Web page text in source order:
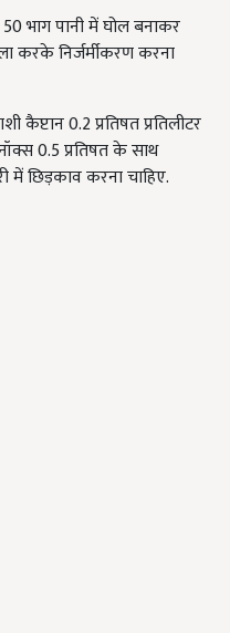
50भाग पानी में घोल बनाकर
करके निर्जर्मीकरण करना
कैप्टान0.2प्रतिषत प्रतिलीटर
0.5प्रतिषत के साथ
में छिड़काव करना चाहिए.